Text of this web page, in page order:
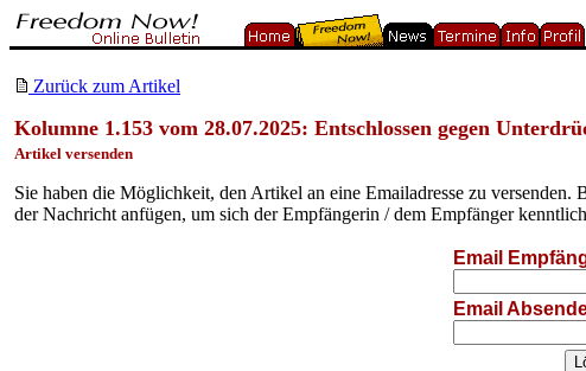
Zurück zum Artikel
Kolumne 1.153 vom 28.07.2025: Entschlossen gegen
Artikel versenden
Sie haben die Möglichkeit, den Artikel an eine Emailadresse zu
der Nachricht anfügen, um sich der Empfängerin / dem Empfänger
Email
Email